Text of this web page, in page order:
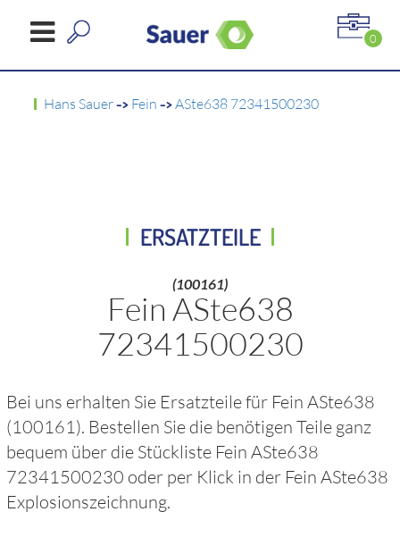
0
Hans Sauer-> Fein ->ASte638 72341500230
ERSATZTEILE
(100161)
Fein ASte638
72341500230
Bei uns erhalten Sie Ersatzteile für Fein ASte638
(100161). Bestellen Sie die benötigen Teile ganz
bequem über die Stückliste Fein ASte638
72341500230 oder per Klick in der Fein ASte638
Explosionszeichnung.